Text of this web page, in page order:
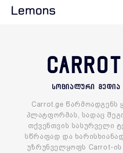
Lemons
CARROT
სოციალური მედია
Carrot.ge წარმოადგენს
პლატფორმას, სადაც
თქვენთვის სასურველი
სწრაფად და
უზრუნველყოფს Carrot-